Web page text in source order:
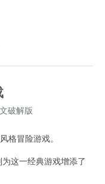
破解版
冒险游戏。
这一经典游戏增添了